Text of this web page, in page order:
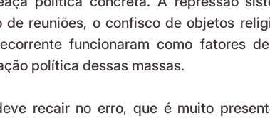
de reuniões, o confisco de objetos
funcionaram como fatores
política dessas massas.
recair no erro, que é muito